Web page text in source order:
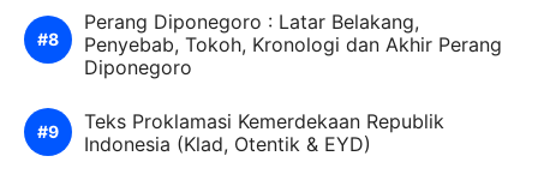
Perang Diponegoro : Latar Belakang,
Penyebab, Tokoh, Kronologi dan Akhir Perang
Diponegoro
Teks Proklamasi Kemerdekaan Republik
Indonesia (Klad, Otentik & EYD)